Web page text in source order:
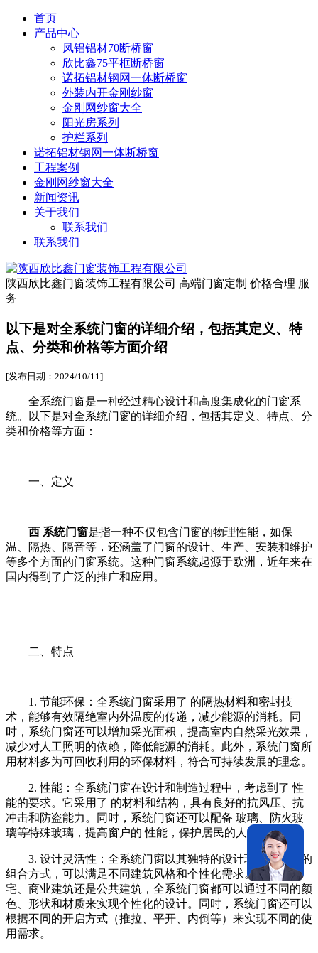
首页
产品中心
凤铝铝材70断桥窗
欣比鑫75平框断桥窗
诺拓铝材钢网一体断桥窗
外装内开金刚纱窗
金刚网纱窗大全
阳光房系列
护栏系列
诺拓铝材钢网一体断桥窗
工程案例
金刚网纱窗大全
新闻资讯
关于我们
联系我们
联系我们
陕西欣比鑫门窗装饰工程有限公司 高端门窗定制 价格合理 服
务
以下是对全系统门窗的详细介绍，包括其定义、特
点、分类和价格等方面介绍
[发布日期：2024/10/11]
全系统门窗是一种经过精心设计和高度集成化的门窗系
统。以下是对全系统门窗的详细介绍，包括其定义、特点、分
类和价格等方面：
一、定义
西 系统门窗是指一种不仅包含门窗的物理性能，如保
温、隔热、隔音等，还涵盖了门窗的设计、生产、安装和维护
等多个方面的门窗系统。这种门窗系统起源于欧洲，近年来在
国内得到了广泛的推广和应用。
二、特点
1. 节能环保：全系统门窗采用了 的隔热材料和密封技
术，能够有效隔绝室内外温度的传递，减少能源的消耗。同
时，系统门窗还可以增加采光面积，提高室内自然采光效果，
减少对人工照明的依赖，降低能源的消耗。此外，系统门窗所
用材料多为可回收利用的环保材料，符合可持续发展的理念。
2. 性能：全系统门窗在设计和制造过程中，考虑到了 性
能的要求。它采用了 的材料和结构，具有良好的抗风压、抗
冲击和防盗能力。同时，系统门窗还可以配备 玻璃、防火玻
璃等特殊玻璃，提高窗户的 性能，保护居民的人身和财产 。
3. 设计灵活性：全系统门窗以其独特的设计理念和灵活的
组合方式，可以满足不同建筑风格和个性化需求。无论是住
宅、商业建筑还是公共建筑，全系统门窗都可以通过不同的颜
色、形状和材质来实现个性化的设计。同时，系统门窗还可以
根据不同的开启方式（推拉、平开、内倒等）来实现不同的使
用需求。